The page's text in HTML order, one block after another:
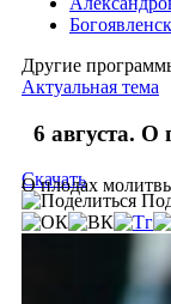
Другие
Актуальная тема
6 августа.
О плодах
Скачать